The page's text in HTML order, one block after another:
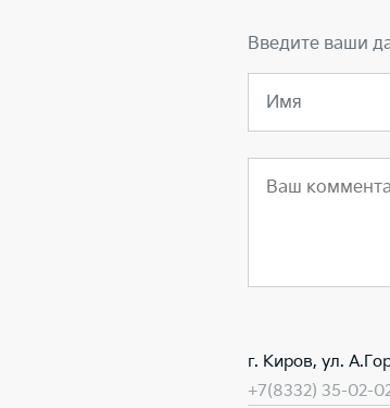
Введите ваши
Имя
г. Киров, ул.
+7(8332) 35-02-